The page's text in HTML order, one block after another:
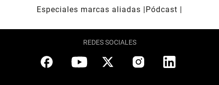
Especiales marcas aliadas
Pódcast
REDES SOCIALES